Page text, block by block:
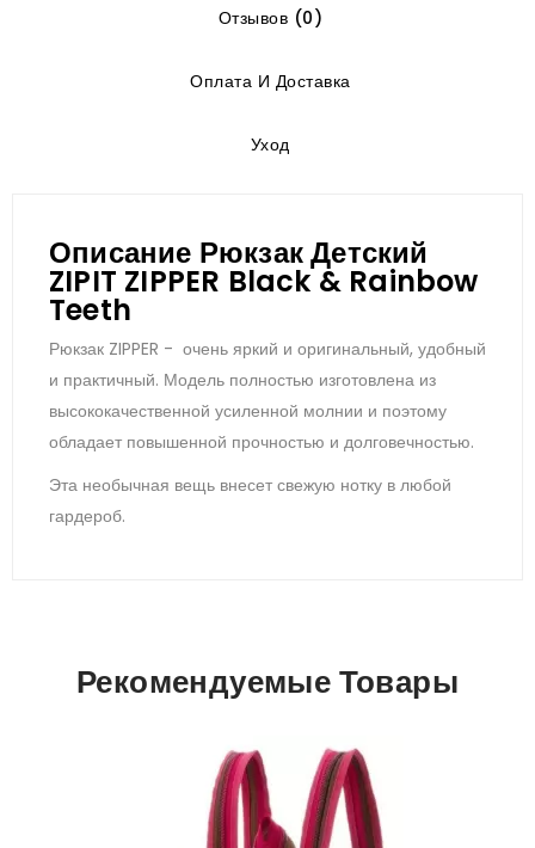
Отзывов (0)
Оплата И Доставка
Уход
Описание Рюкзак Детский
ZIPIT ZIPPER Black & Rainbow
Teeth
Рюкзак ZIPPER - очень яркий и оригинальный, удобный
и практичный. Модель полностью изготовлена из
высококачественной усиленной молнии и поэтому
обладает повышенной прочностью и долговечностью.
Эта необычная вещь внесет свежую нотку в любой
гардероб.
Рекомендуемые Товары